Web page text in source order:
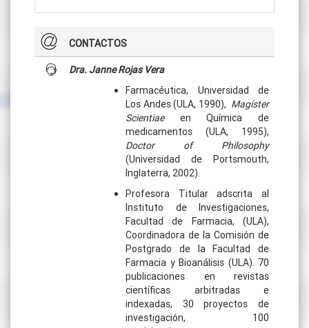
CONTACTOS
Dra. Janne Rojas Vera
Farmacéutica, Universidad de
Los Andes (ULA, 1990), Magíster
Scientiaeen Química de
medicamentos (ULA, 1995),
Doctor of Philosophy
(Universidad de Portsmouth,
Inglaterra, 2002).
Profesora Titular adscrita al
Instituto de Investigaciones,
Facultad de Farmacia, (ULA),
Coordinadora de la Comisión de
Postgrado de la Facultad de
Farmacia y Bioanálisis (ULA). 70
publicaciones en revistas
científicas arbitradas e
indexadas, 30 proyectos de
investigación, 100